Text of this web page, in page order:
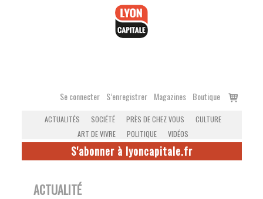
Se connecter S’enregistrer Magazines Boutique
Voir
ACTUALITÉS SOCIÉTÉ PRÈS DE CHEZ VOUS
CULTURE
ART DE VIVRE
POLITIQUE VIDÉOS
S'abonner à lyoncapitale.fr
ACTUALITÉ